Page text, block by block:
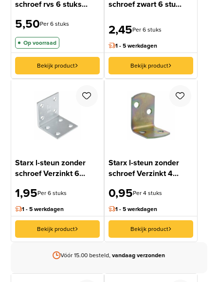
schroef rvs 6 stuks...
5,50Per 6 stuks
Op voorraad
Bekijk product
schroef zwart 6 stu...
2,45Per 6 stuks
1 - 5 werkdagen
Bekijk product
Starx l-steun zonder
schroef Verzinkt 6...
1,95Per 6 stuks
1 - 5 werkdagen
Bekijk product
Starx l-steun zonder
schroef Verzinkt 4...
0,95Per 4 stuks
1 - 5 werkdagen
Bekijk product
Vóór 15.00 besteld,vandaag verzonden